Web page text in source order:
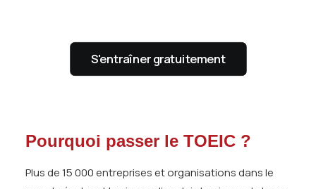
S'entraîner gratuitement
Pourquoi passer le TOEIC ?
Plus de 15 000 entreprises et organisations dans le